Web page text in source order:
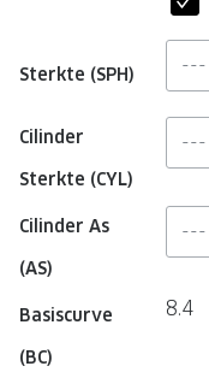
ACTIES VOOR JOU
Jouw complete
Tot 200.- korting
merkbril
Premium Outlet: tot
Sterkte (SPH)
Cilinder
Sterkte (CYL)
Cilinder As
(AS)
Basiscurve
(BC)
8.4